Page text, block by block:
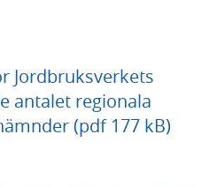
Jordbruksverkets
antalet regionala
(pdf 177 kB)